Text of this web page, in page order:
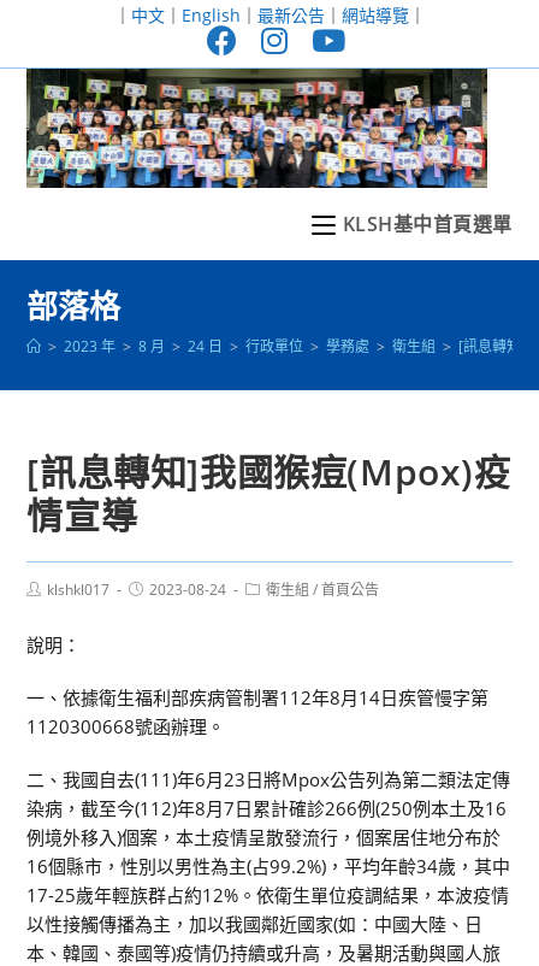
至
｜ 中文｜ English ｜ 最新公告｜ 網站導覽｜
KLSH基中首頁選單
部落格
> 2023 年 > 8 月 > 24 日 > 行政單位 > 學務處 > 衛生組 > [訊息轉知]
[訊息轉知]我國猴痘(Mpox)疫
情宣導
Postklshkl017
Post2023-08-24
Post衛生組 / 首頁公告
說明：
一、依據衛生福利部疾病管制署112年8月14日疾管慢字第
1120300668號函辦理。
二、我國自去(111)年6月23日將Mpox公告列為第二類法定傳
染病，截至今(112)年8月7日累計確診266例(250例本土及16
例境外移入)個案，本土疫情呈散發流行，個案居住地分布於
16個縣市，性別以男性為主(占99.2%)，平均年齡34歲，其中
17-25歲年輕族群占約12%。依衛生單位疫調結果，本波疫情
以性接觸傳播為主，加以我國鄰近國家(如：中國大陸、日
本、韓國、泰國等)疫情仍持續或升高，及暑期活動與國人旅